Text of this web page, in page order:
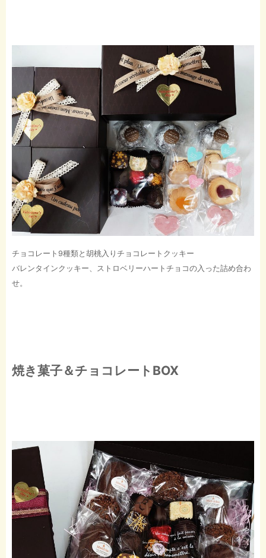
チョコレート9種類と胡桃入りチョコレートクッキー
バレンタインクッキー、ストロベリーハートチョコの入った詰め合わ
せ。
焼き菓子＆チョコレートBOX